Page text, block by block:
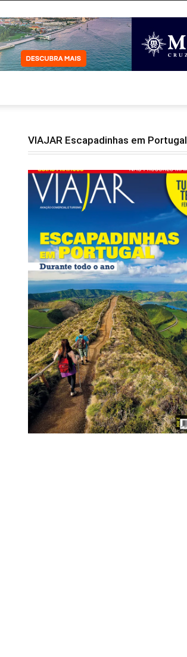
VIAJAR Escapadinhas em Portugal